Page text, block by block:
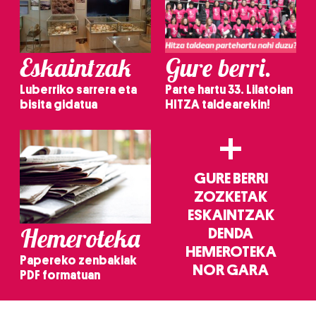
Eskaintzak
Luberriko sarrera eta
bisita gidatua
Gure berri.
Parte hartu 33. Lilatoian
HITZA taldearekin!
Hemeroteka
Papereko zenbakiak
PDF formatuan
+
GURE BERRI
ZOZKETAK
ESKAINTZAK
DENDA
HEMEROTEKA
NOR GARA